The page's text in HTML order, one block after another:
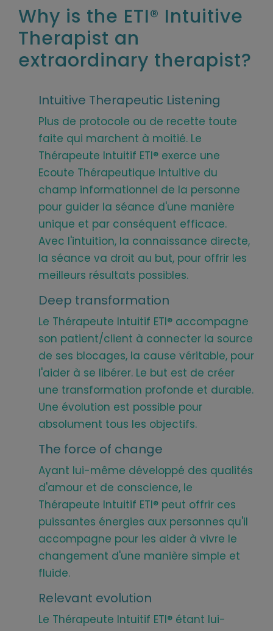
Why is the ETI® Intuitive
Therapist an
extraordinary therapist?
Intuitive Therapeutic Listening
Plus de protocole ou de recette toute
faite qui marchent à moitié. Le
Thérapeute Intuitif ETI® exerce une
Ecoute Thérapeutique Intuitive du
champ informationnel de la personne
pour guider la séance d'une manière
unique et par conséquent efficace.
Avec l'intuition, la connaissance directe,
la séance va droit au but, pour offrir les
meilleurs résultats possibles.
Deep transformation
Le Thérapeute Intuitif ETI® accompagne
son patient/client à connecter la source
de ses blocages, la cause véritable, pour
l'aider à se libérer. Le but est de créer
une transformation profonde et durable.
Une évolution est possible pour
absolument tous les objectifs.
The force of change
Ayant lui-même développé des qualités
d'amour et de conscience, le
Thérapeute Intuitif ETI® peut offrir ces
puissantes énergies aux personnes qu'il
accompagne pour les aider à vivre le
changement d'une manière simple et
fluide.
Relevant evolution
Le Thérapeute Intuitif ETI® étant lui-